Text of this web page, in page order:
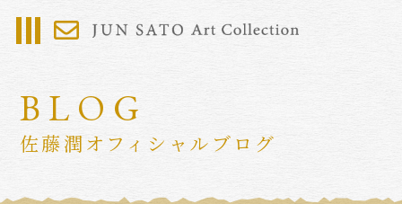
BLOG
佐藤潤オフィシャルブログ